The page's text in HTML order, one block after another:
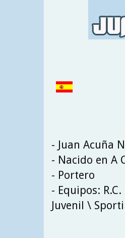
- Juan Acuña
- Nacido en A
- Portero
- Equipos:
Juvenil \